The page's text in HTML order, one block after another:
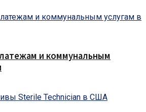
и коммунальным